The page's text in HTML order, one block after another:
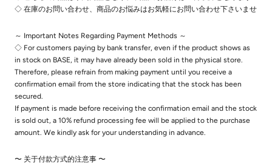
◇ 在庫のお問い合わせ、商品のお悩みはお気軽にお問い合わせ下さいませ
～ Important Notes Regarding Payment Methods ～
◇ For customers paying by bank transfer, even if the product shows as
in stock on BASE, it may have already been sold in the physical store.
Therefore, please refrain from making payment until you receive a
confirmation email from the store indicating that the stock has been
secured.
If payment is made before receiving the confirmation email and the stock
is sold out, a 10% refund processing fee will be applied to the purchase
amount. We kindly ask for your understanding in advance.
〜 关于付款方式的注意事 〜